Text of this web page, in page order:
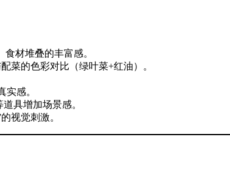
食材堆叠的丰富感。
菜的色彩对比（绿叶菜+红油）。
实感。
具增加场景感。
视觉刺激。